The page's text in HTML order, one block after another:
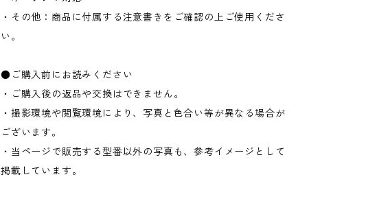
・その他：商品に付属する注意書きをご確認の上ご使用くださ
い。
●ご購入前にお読みください
・ご購入後の返品や交換はできません。
・撮影環境や閲覧環境により、写真と色合い等が異なる場合が
ございます。
・当ページで販売する型番以外の写真も、参考イメージとして
掲載しています。